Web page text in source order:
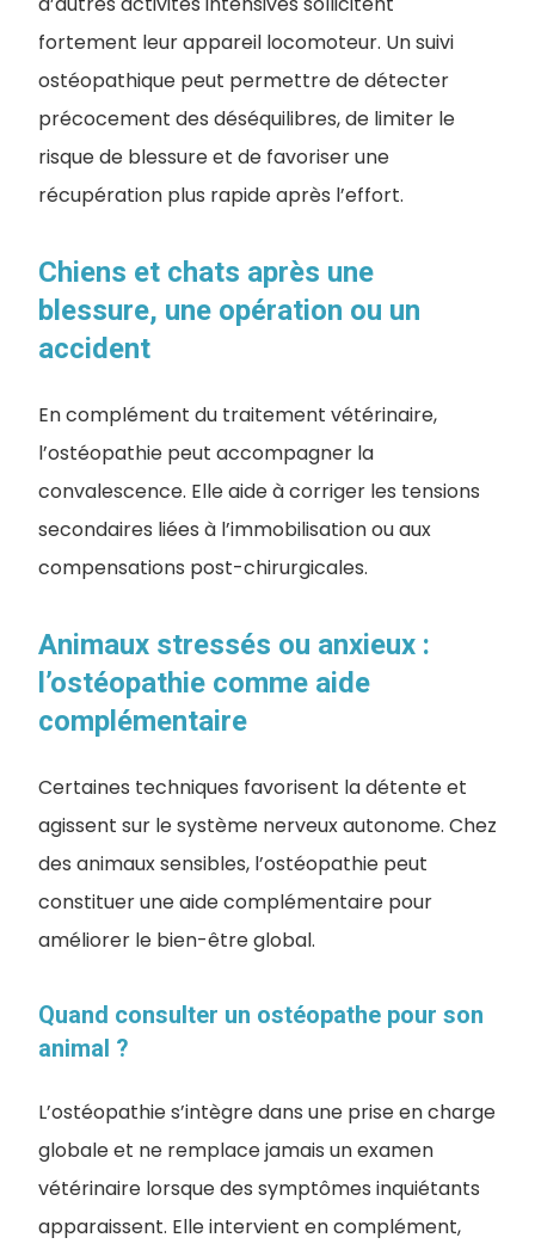
fortement leur appareil locomoteur. Un suivi
ostéopathique peut permettre de détecter
précocement des déséquilibres, de limiter le
risque de blessure et de favoriser une
récupération plus rapide après l’effort.
Chiens et chats après une
blessure, une opération ou un
accident
En complément du traitement vétérinaire,
l’ostéopathie peut accompagner la
convalescence. Elle aide à corriger les tensions
secondaires liées à l’immobilisation ou aux
compensations post-chirurgicales.
Animaux stressés ou anxieux :
l’ostéopathie comme aide
complémentaire
Certaines techniques favorisent la détente et
agissent sur le système nerveux autonome. Chez
des animaux sensibles, l’ostéopathie peut
constituer une aide complémentaire pour
améliorer le bien-être global.
Quand consulter un ostéopathe pour son
animal ?
L’ostéopathie s’intègre dans une prise en charge
globale et ne remplace jamais un examen
vétérinaire lorsque des symptômes inquiétants
apparaissent. Elle intervient en complément,